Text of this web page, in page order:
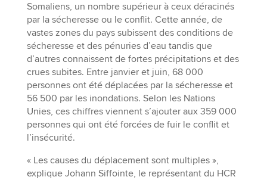
Somaliens, un nombre supérieur à ceux déracinés
par la sécheresse ou le conflit. Cette année, de
vastes zones du pays subissent des conditions de
sécheresse et des pénuries d’eau tandis que
d’autres connaissent de fortes précipitations et des
crues subites. Entre janvier et juin, 68 000
personnes ont été déplacées par la sécheresse et
56 500 par les inondations. Selon les Nations
Unies, ces chiffres viennent s’ajouter aux 359 000
personnes qui ont été forcées de fuir le conflit et
l’insécurité.
« Les causes du déplacement sont multiples »,
explique Johann Siffointe, le représentant du HCR